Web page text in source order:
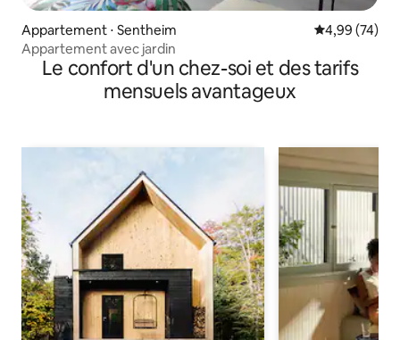
Appartement ⋅ Sentheim Évaluation
4,99 (74)
Appartement avec jardin
Le confort d'un chez-soi et des tarifs
mensuels avantageux